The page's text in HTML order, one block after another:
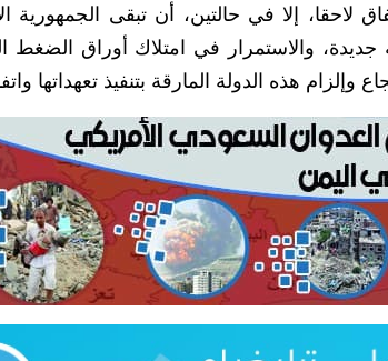
لاحقا، إلا في حالتين، أن تبقى الجمهورية
جديدة، والاستمرار في امتلاك أوراق الضغط
هذه الدولة المارقة بتنفيذ تعهداتها